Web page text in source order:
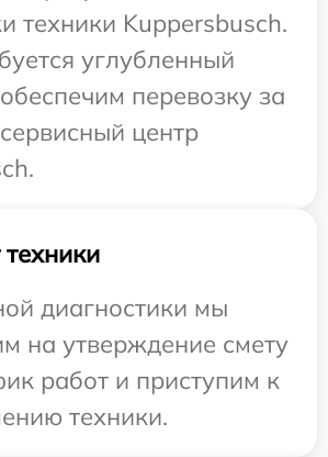
техники Kuppersbusch.
углубленный
перевозку за
центр
диагностики мы
на утверждение смету
работ и приступим к
техники.